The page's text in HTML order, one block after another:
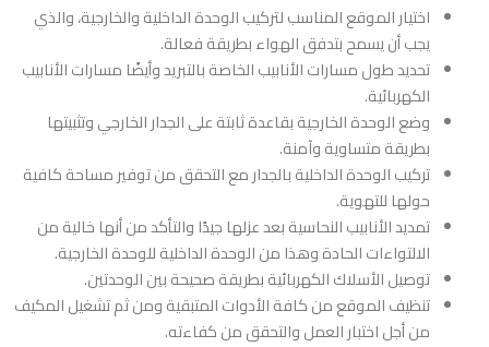
اختيار الموقع المناسب لتركيب الوحدة الداخلية والخارجية، والذي
يجب أن يسمح بتدفق الهواء بطريقة فعالة.
تحديد طول مسارات الأنابيب الخاصة بالتبريد وأيضًا مسارات الأنابيب
الكهربائية.
وضع الوحدة الخارجية بقاعدة ثابتة على الجدار الخارجي وتثبيتها
بطريقة متساوية وآمنة.
تركيب الوحدة الداخلية بالجدار مع التحقق من توفير مساحة كافية
حولها للتهوية.
تمديد الأنابيب النحاسية بعد عزلها جيدًا والتأكد من أنها خالية من
الالتواءات الحادة وهذا من الوحدة الداخلية للوحدة الخارجية.
توصيل الأسلاك الكهربائية بطريقة صحيحة بين الوحدتين.
تنظيف الموقع من كافة الأدوات المتبقية ومن ثم تشغيل المكيف
من أجل اختبار العمل والتحقق من كفاءته.